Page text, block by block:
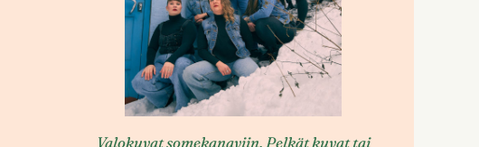
Valokuvat somekanaviin. Pelkät kuvat tai